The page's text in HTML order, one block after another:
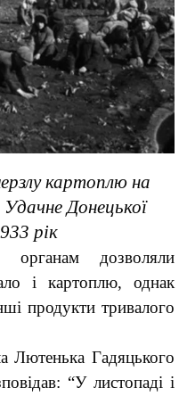
картоплю на
Удачне Донецької
рік
органам дозволяли
і картоплю, однак
продукти тривалого
Лютенька Гадяцького
“У листопаді і